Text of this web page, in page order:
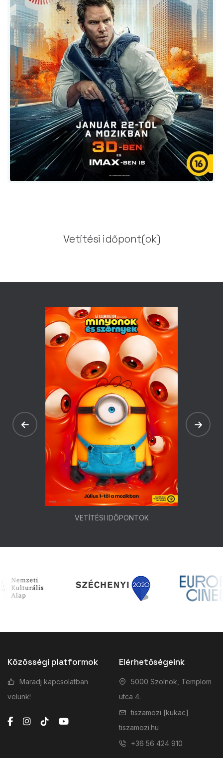
Vetítési időpont(ok)
VETÍTÉSI IDŐPONTOK
Közösségi platformok
Maradj kapcsolatban
velünk!
Elérhetőségeink
5000 Szolnok, Templom
utca 4.
tiszamozi [kukac]
tiszamozi.hu
+36 56 424 910